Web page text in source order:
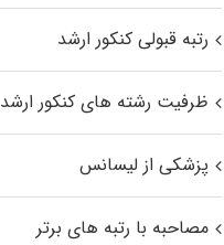
رتبه قبولی کنکور ارشد
ظرفیت رشته های کنکور ارشد
پزشکی از لیسانس
مصاحبه با رتبه های برتر